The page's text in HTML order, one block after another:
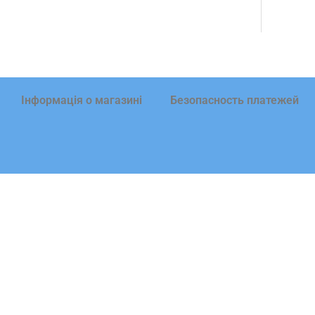
Інформація о магазині Безопасность платежей